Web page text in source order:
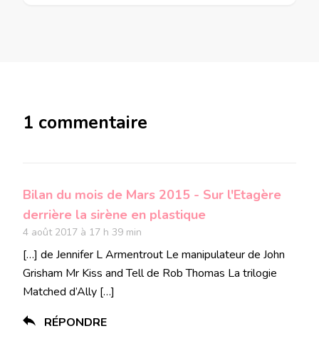
1 commentaire
Bilan du mois de Mars 2015 - Sur l'Etagère
derrière la sirène en plastique
4 août 2017 à 17 h 39 min
[…] de Jennifer L Armentrout Le manipulateur de John
Grisham Mr Kiss and Tell de Rob Thomas La trilogie
Matched d’Ally […]
RÉPONDRE